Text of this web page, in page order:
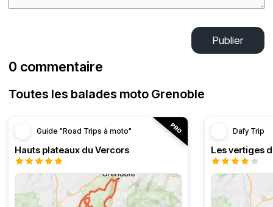
Publier
0 commentaire
Toutes les balades moto Grenoble
Guide "Road Trips à moto"
Hauts plateaux du Vercors
Dafy Trip
Les vertiges